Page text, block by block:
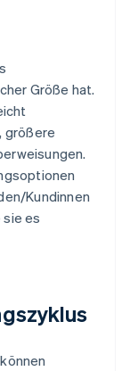
Größe hat.
größere
Kundinnen
sie es